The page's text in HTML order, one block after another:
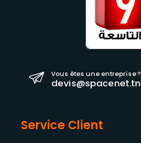
Vous êtes une entreprise ?
devis@spacenet.tn
Service Client